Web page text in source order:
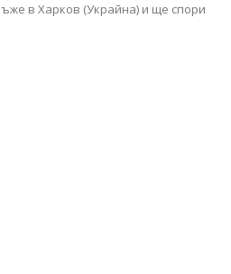
в Харков (Украйна) и ще спори